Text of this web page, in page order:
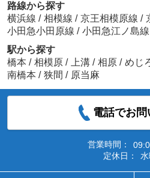
路線から探す
横浜線 / 相模線 / 京王相模原線 /
小田急小田原線 / 小田急江ノ島線
駅から探す
橋本 / 相模原 / 上溝 / 相原 / めじ
南橋本 / 狭間 / 原当麻
電話でお
営業時間：
定休日：
水